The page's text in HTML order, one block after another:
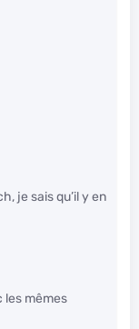
je sais qu’il y en
les mêmes